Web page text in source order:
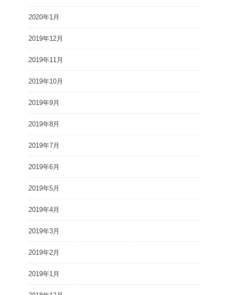
2020年1月
2019年12月
2019年11月
2019年10月
2019年9月
2019年8月
2019年7月
2019年6月
2019年5月
2019年4月
2019年3月
2019年2月
2019年1月